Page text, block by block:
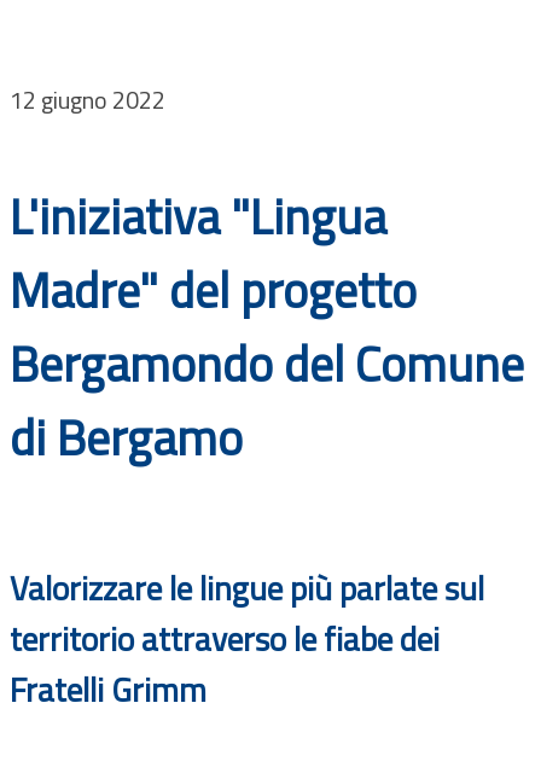
Progetti
Bandi
Guide
12 giugno 2022
L'iniziativa "Lingua
Madre" del progetto
Bergamondo del Comune
di Bergamo
Valorizzare le lingue più parlate sul
territorio attraverso le fiabe dei
Fratelli Grimm